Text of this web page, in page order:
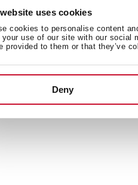
uses cookies
cookies to personalise content
your use of our site with our social
provided to them or that they’ve
Deny
نماذج
قد تكون